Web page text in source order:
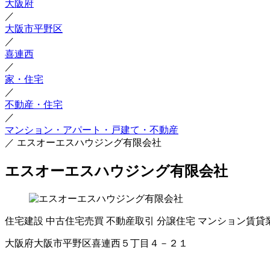
大阪府
／
大阪市平野区
／
喜連西
／
家・住宅
／
不動産・住宅
／
マンション・アパート・戸建て・不動産
／ エスオーエスハウジング有限会社
エスオーエスハウジング有限会社
住宅建設 中古住宅売買 不動産取引 分譲住宅 マンション賃貸
大阪府大阪市平野区喜連西５丁目４－２１